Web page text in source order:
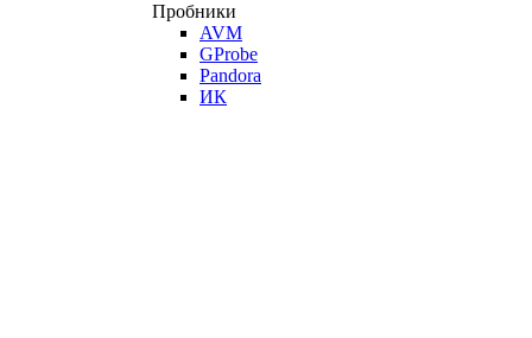
Пробники
AVM
GProbe
Pandora
ИК